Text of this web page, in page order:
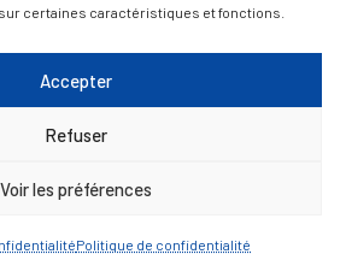
certaines caractéristiques et fonctions.
Accepter
Refuser
Voir les préférences
Politique de confidentialité
05 56 61 10 11
inclus : 8h30 à 12h30 et 13h30 à
17h00
Contacter la Mairie